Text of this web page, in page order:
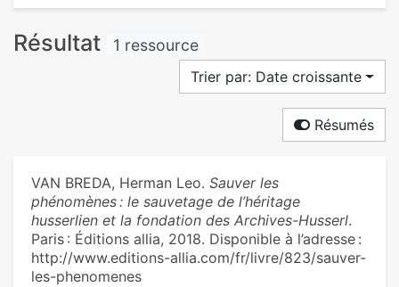
Résultat 1 ressource
Trier par: Date croissante
Résumés
VAN BREDA, Herman Leo. Sauver les
phénomènes : le sauvetage de l’héritage
husserlien et la fondation des Archives-Husserl.
Paris : Éditions allia, 2018. Disponible à l’adresse :
http://www.editions-allia.com/fr/livre/823/sauver-
les-phenomenes